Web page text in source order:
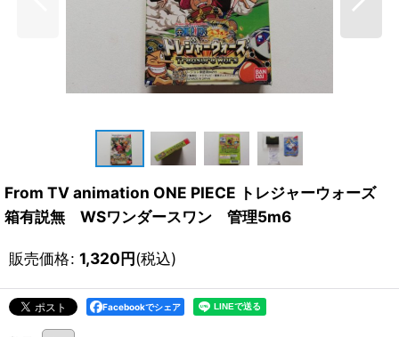
From TV animation ONE PIECE トレジャーウォーズ
箱有説無 WSワンダースワン 管理5m6
販売価格: 1,320円(税込)
Facebookでシェア